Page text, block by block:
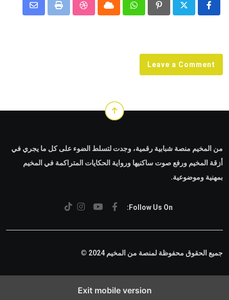
Pinterest
Whatsapp
Cloud
StumbleUpon
Print
Share
Leave a Comment
من المخيم منصة شبابية رقمية، وجدت لتسلط الضوء على كل ما يجري في
أزقة المخيم ورفع صوت ساكنيها ورواية الحكايات المتراكمة في المخيم
بمهنية وموضوعية.
Follow Us On:
جميع الحقوق محفوظة لمنصة من المخيم 2024 ©
Exit mobile version